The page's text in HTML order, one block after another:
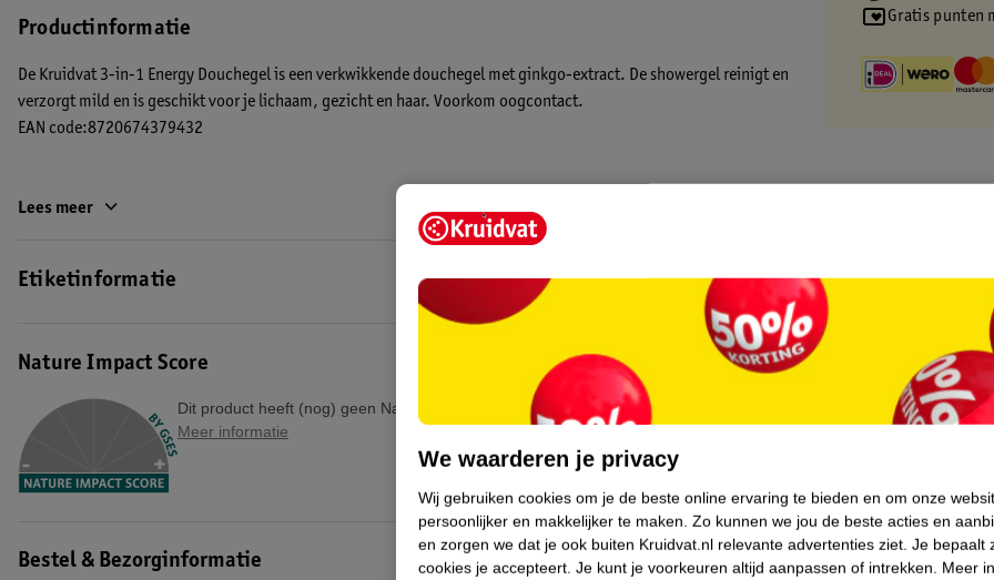
Productinformatie
De Kruidvat 3-in-1 Energy Douchegel is een verkwikkende douchegel met ginkgo-extract. De showergel reinigt en
verzorgt mild en is geschikt voor je lichaam, gezicht en haar. Voorkom oogcontact.
EAN code:8720674379432
Lees meer
Etiketinformatie
Nature Impact Score
Dit product heeft (nog) geen Nature Impact Score.
Meer informatie
Bestel & Bezorginformatie
Gratis punten
We waarderen je privacy
Wij gebruiken cookies om je de beste online ervaring te bieden en om onze
persoonlijker en makkelijker te maken. Zo kunnen we jou de beste acties en
en zorgen we dat je ook buiten Kruidvat.nl relevante advertenties ziet. Je bepaalt
cookies je accepteert. Je kunt je voorkeuren altijd aanpassen of intrekken. Meer